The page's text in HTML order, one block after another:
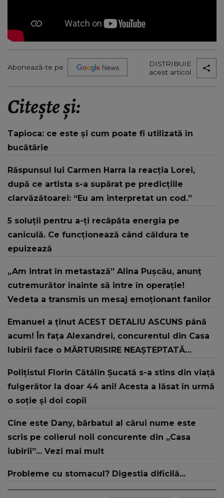
Abonează-te pe
DISTRIBUIE
acest articol
Citește și:
Tapioca: ce este și cum poate fi utilizată în
bucătărie
Răspunsul lui Carmen Harra la reacția Lorei,
după ce artista s-a supărat pe predicțiile
clarvăzătoarei: “Eu am interpretat un cod.”
5 soluții pentru a-ți recăpăta energia pe
caniculă. Ce funcționează când căldura te
epuizează
„Am intrat în metastază” Alina Pușcău, anunț
cutremurător înainte să intre în operație!
Vedeta a transmis un mesaj emoționant fanilor
Emanuel a ținut ACEST DETALIU ASCUNS până
acum! În fața Alexandrei, concurentul din Casa
Iubirii face o MĂRTURISIRE NEAȘTEPTATĂ
te iubesc pentru că..."
Polițistul Florin Cătălin Șucată s-a stins din viață
fulgerător la doar 44 ani! Acesta a lăsat în urmă
o soție și doi copii
Cine este Dany, bărbatul al cărui nume este
scris pe colierul noii concurente din „Casa
iubirii”... Vezi mai mult
Probleme cu stomacul? Digestia dificilă...